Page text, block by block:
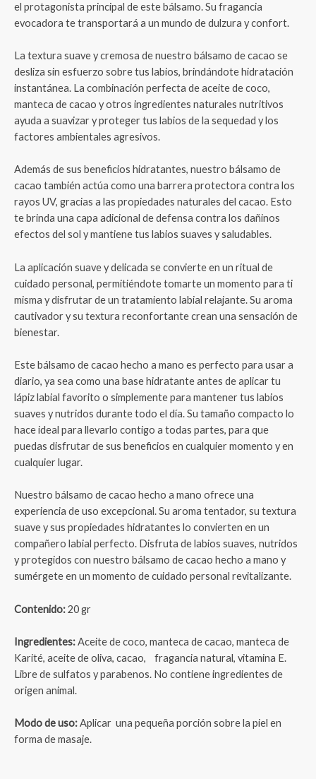
el protagonista principal de este bálsamo. Su fragancia
evocadora te transportará a un mundo de dulzura y confort.
La textura suave y cremosa de nuestro bálsamo de cacao se
desliza sin esfuerzo sobre tus labios, brindándote hidratación
instantánea. La combinación perfecta de aceite de coco,
manteca de cacao y otros ingredientes naturales nutritivos
ayuda a suavizar y proteger tus labios de la sequedad y los
factores ambientales agresivos.
Además de sus beneficios hidratantes, nuestro bálsamo de
cacao también actúa como una barrera protectora contra los
rayos UV, gracias a las propiedades naturales del cacao. Esto
te brinda una capa adicional de defensa contra los dañinos
efectos del sol y mantiene tus labios suaves y saludables.
La aplicación suave y delicada se convierte en un ritual de
cuidado personal, permitiéndote tomarte un momento para ti
misma y disfrutar de un tratamiento labial relajante. Su aroma
cautivador y su textura reconfortante crean una sensación de
bienestar.
Este bálsamo de cacao hecho a mano es perfecto para usar a
diario, ya sea como una base hidratante antes de aplicar tu
lápiz labial favorito o simplemente para mantener tus labios
suaves y nutridos durante todo el día. Su tamaño compacto lo
hace ideal para llevarlo contigo a todas partes, para que
puedas disfrutar de sus beneficios en cualquier momento y en
cualquier lugar.
Nuestro bálsamo de cacao hecho a mano ofrece una
experiencia de uso excepcional. Su aroma tentador, su textura
suave y sus propiedades hidratantes lo convierten en un
compañero labial perfecto. Disfruta de labios suaves, nutridos
y protegidos con nuestro bálsamo de cacao hecho a mano y
sumérgete en un momento de cuidado personal revitalizante.
Contenido:20 gr
Ingredientes:Aceite de coco, manteca de cacao, manteca de
Karité, aceite de oliva, cacao,
fragancia natural, vitamina E.
Libre de sulfatos y parabenos. No contiene ingredientes de
origen animal.
Modo de uso:Aplicar una pequeña porción sobre la piel en
forma de masaje.